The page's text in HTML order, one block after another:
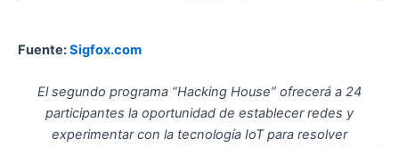
Fuente:Sigfox.com
El segundo programa “Hacking House” ofrecerá a 24
participantes la oportunidad de establecer redes y
experimentar con la tecnología IoT para resolver